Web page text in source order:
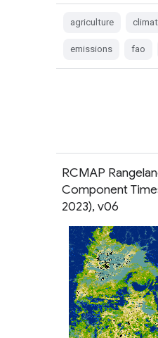
agriculture
emissions fao
RCMAP
Component
2023), v06